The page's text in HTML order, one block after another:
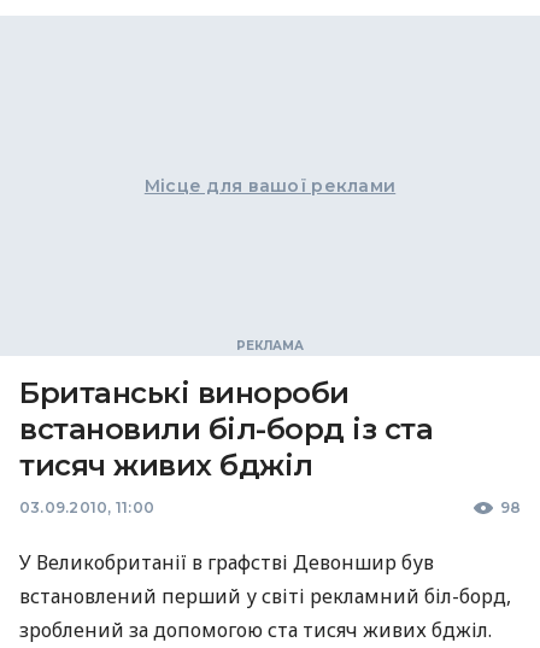
Місце для вашої реклами
Британські винороби
встановили біл-борд із ста
тисяч живих бджіл
03.09.2010, 11:00 98
У Великобританії в графстві Девоншир був
встановлений перший у світі рекламний біл-борд,
зроблений за допомогою ста тисяч живих бджіл.